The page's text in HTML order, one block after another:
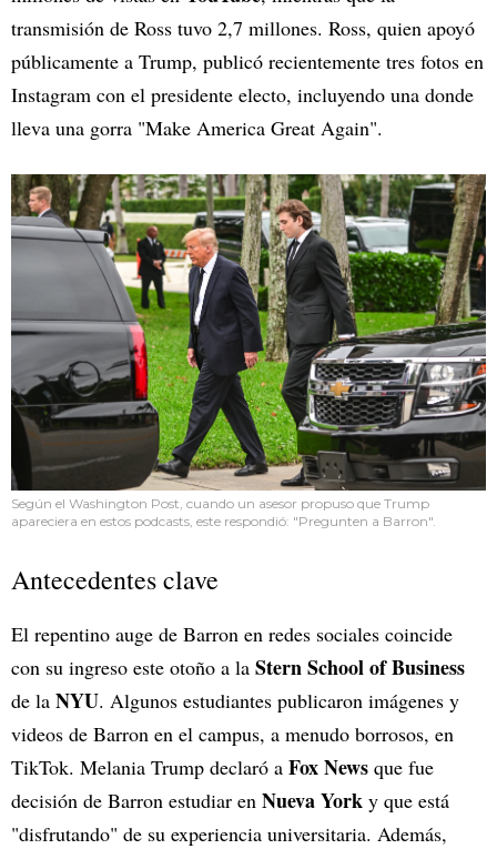
transmisión de Ross tuvo 2,7 millones. Ross, quien apoyó
públicamente a Trump, publicó recientemente tres fotos en
Instagram con el presidente electo, incluyendo una donde
lleva una gorra "Make America Great Again".
Según el Washington Post, cuando un asesor propuso que Trump
apareciera en estos podcasts, este respondió: "Pregunten a Barron".
Antecedentes clave
El repentino auge de Barron en redes sociales coincide
con su ingreso este otoño a la Stern School of Business
de la NYU. Algunos estudiantes publicaron imágenes y
videos de Barron en el campus, a menudo borrosos, en
TikTok. Melania Trump declaró a Fox News que fue
decisión de Barron estudiar en Nueva York y que está
"disfrutando" de su experiencia universitaria. Además,